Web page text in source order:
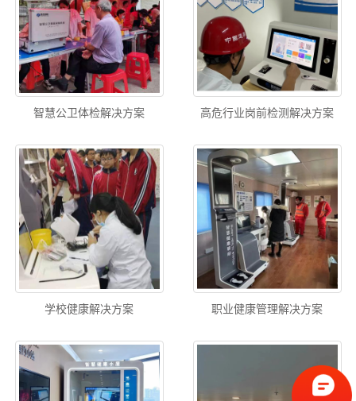
智慧公卫体检解决方案 高危行业岗前检测解决方案
学校健康解决方案 职业健康管理解决方案